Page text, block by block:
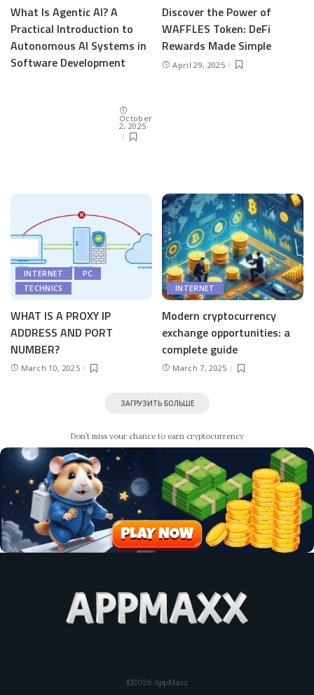
What Is Agentic AI? A
Practical Introduction to
Autonomous AI Systems in
Software Development
October
2, 2025
Discover the Power of
WAFFLES Token: DeFi
Rewards Made Simple
April 29, 2025
INTERNET
PC
TECHNICS
WHAT IS A PROXY IP
ADDRESS AND PORT
NUMBER?
March 10, 2025
INTERNET
Modern cryptocurrency
exchange opportunities: a
complete guide
March 7, 2025
ЗАГРУЗИТЬ БОЛЬШЕ
Don’t miss your chance to earn cryptocurrency
©2026 AppMaxx